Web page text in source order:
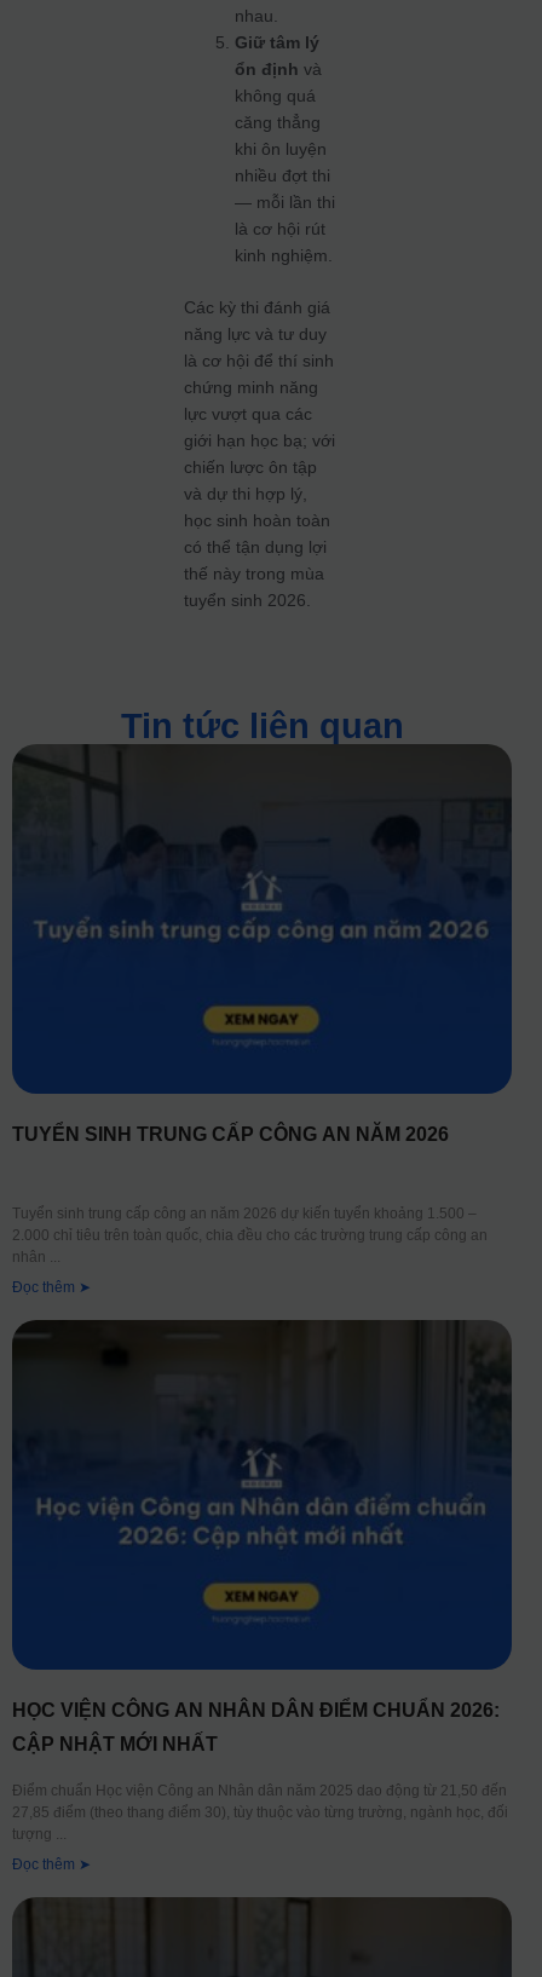
nhau.
Giữ tâm lý
ổn định và
không quá
căng thẳng
khi ôn luyện
nhiều đợt thi
— mỗi lần thi
là cơ hội rút
kinh nghiệm.
Các kỳ thi đánh giá
năng lực và tư duy
là cơ hội để thí sinh
chứng minh năng
lực vượt qua các
giới hạn học bạ; với
chiến lược ôn tập
và dự thi hợp lý,
học sinh hoàn toàn
có thể tận dụng lợi
thế này trong mùa
tuyển sinh 2026.
Tin tức liên quan
TUYỂN SINH TRUNG CẤP CÔNG AN NĂM 2026
Tuyển sinh trung cấp công an năm 2026 dự kiến tuyển khoảng 1.500 –
2.000 chỉ tiêu trên toàn quốc, chia đều cho các trường trung cấp công an
nhân
Đọc thêm ➤
HỌC VIỆN CÔNG AN NHÂN DÂN ĐIỂM CHUẨN 2026:
CẬP NHẬT MỚI NHẤT
Điểm chuẩn Học viện Công an Nhân dân năm 2025 dao động từ 21,50 đến
27,85 điểm (theo thang điểm 30), tùy thuộc vào từng trường, ngành học, đối
tượng
Đọc thêm ➤